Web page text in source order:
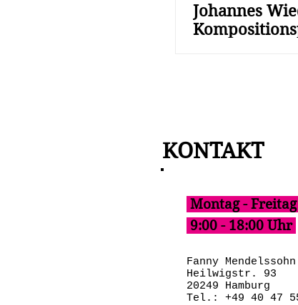
Johannes
KONTAKT
Montag - Freitag
9:00 - 18:00 Uhr
Fanny
Heilwigstr. 93
20249 Hamburg
Tel.: +49 40 47